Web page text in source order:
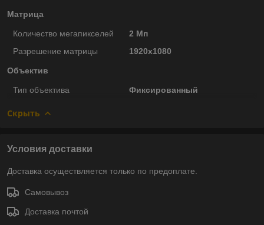
Матрица
Количество мегапикселей
2 Мп
Разрешение матрицы
1920x1080
Объектив
Тип объектива Фиксированный
Скрыть
Условия доставки
Доставка осуществляется только по предоплате.
Самовывоз
Доставка почтой